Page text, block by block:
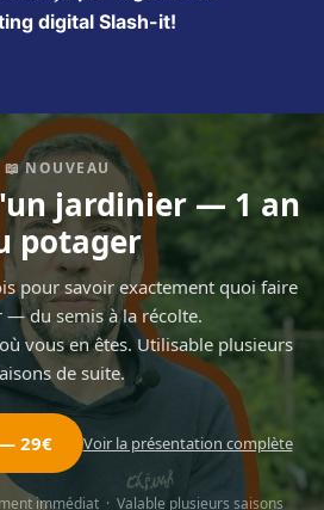
digital Slash-it!
📖 NOUVEAU
jardinier — 1 an
potager
pour savoir exactement quoi faire
— du semis à la récolte.
vous en êtes. Utilisable plusieurs
de suite.
29€ Voir la présentation complète
immédiat · Valable plusieurs saisons